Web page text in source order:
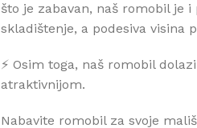
što je zabavan, naš romobil je
skladištenje, a podesiva visina
⚡️ Osim toga, naš romobil
atraktivnijom.
Nabavite romobil za svoje